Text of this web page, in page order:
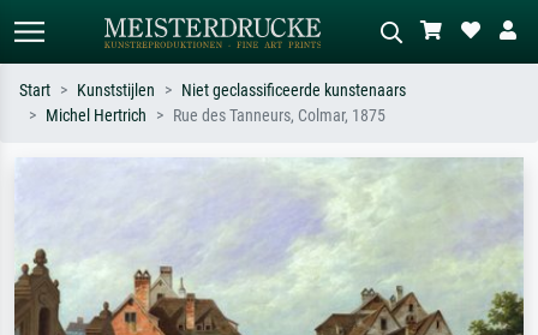
Beschrijf de scène – bijv. groene
weide, abstract met veel rood, donker
olieverfschilderij, staand naakt naast
Start Kunststijlen
Niet geclassificeerde kunstenaars
Michel Hertrich
Rue des Tanneurs, Colmar, 1875